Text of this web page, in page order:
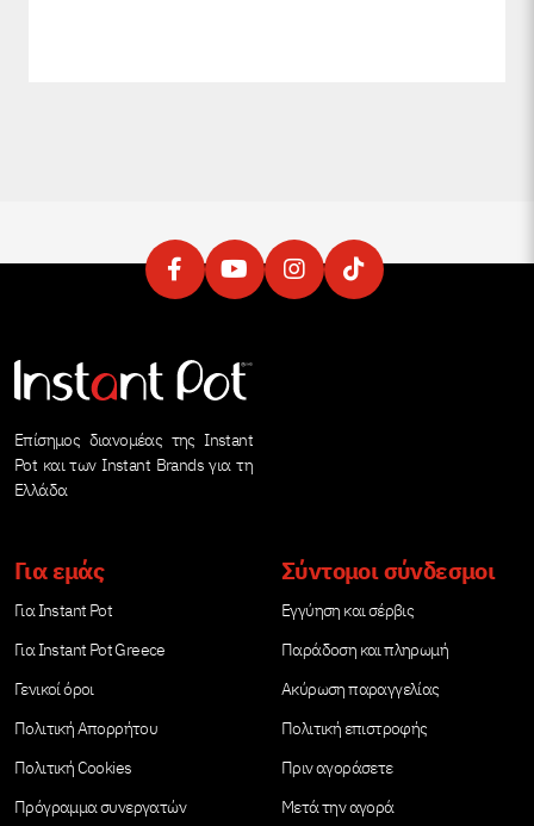
Επίσημος διανομέας της Instant
Pot και των Instant Brands για τη
Ελλάδα
Για εμάς
Για Instant Pot
Για Instant Pot Greece
Γενικοί όροι
Πολιτική Απορρήτου
Πολιτική Cookies
Πρόγραμμα συνεργατών
Σύντομοι σύνδεσμοι
Εγγύηση και σέρβις
Παράδοση και πληρωμή
Ακύρωση παραγγελίας
Πολιτική επιστροφής
Πριν αγοράσετε
Μετά την αγορά